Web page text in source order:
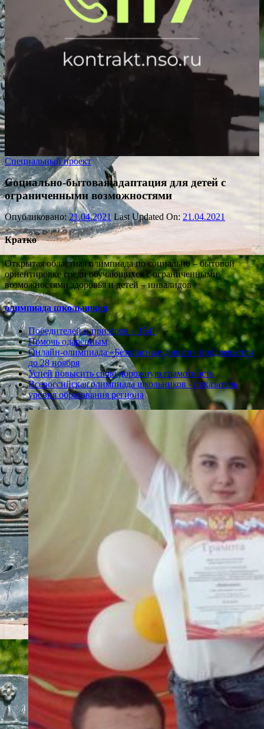
Специальный проект
Социально-бытовая адаптация для детей с
ограниченными возможностями
Опубликовано:21.04.2021 Last Updated On: 21.04.2021
Кратко
Открытая областная олимпиада по социально – бытовой
ориентировке среди обучающихся с ограниченными
возможностями здоровья и детей – инвалидов
олимпиада школьников
Победителей и призёров – 154!
Помочь одарённым
Онлайн-олимпиада «Безопасные дороги» продлевается
до 28 ноября
Успей повысить свою дорожную грамотность
Всероссийская олимпиада школьников - показатель
уровня образования региона